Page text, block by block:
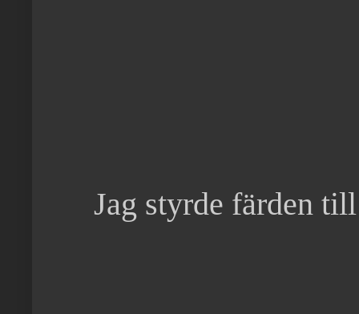
Jag styrde färden